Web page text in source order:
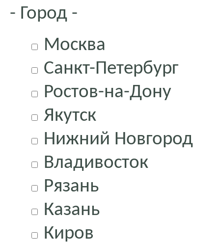
- Город -
Москва
Санкт-Петербург
Ростов-на-Дону
Якутск
Нижний Новгород
Владивосток
Рязань
Казань
Киров